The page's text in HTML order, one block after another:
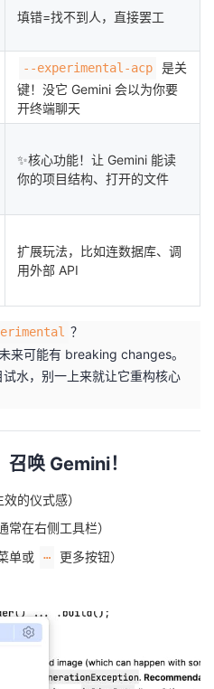
填错=找不到人，直接罢工
--experimental-acp
是关
键！没它 Gemini 会以为你要
开终端聊天
✨核心功能！让 Gemini 能读
你的项目结构、打开的文件
扩展玩法，比如连数据库、调
用外部 API
？
来可能有 breaking changes。
水，别一上来就让它重构核心
唤 Gemini！
效的仪式感）
常在右侧工具栏）
单或 ⋯
更多按钮）